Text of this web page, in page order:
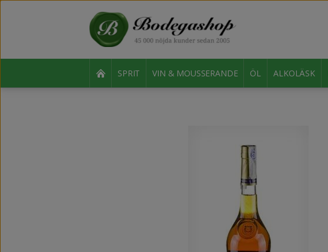
SPRIT VIN & MOUSSERANDE ÖL ALKOLÄSK